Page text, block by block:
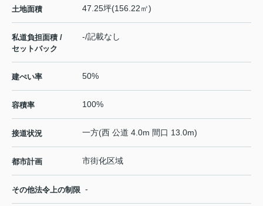
土地面積 47.25坪(156.22㎡)
私道負担面積 /
セットバック
-/記載なし
建ぺい率 50%
容積率 100%
接道状況 一方(西 公道 4.0m 間口 13.0m)
都市計画 市街化区域
その他法令上の制限 -